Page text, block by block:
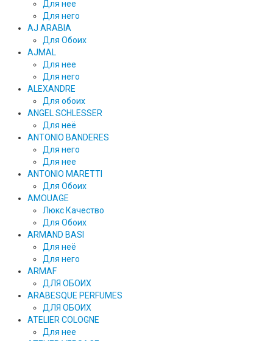
Для нее
Для него
AJ ARABIA
Для Обоих
AJMAL
Для нее
Для него
ALEXANDRE
Для обоих
ANGEL SCHLESSER
Для неё
ANTONIO BANDERES
Для него
Для нее
ANTONIO MARETTI
Для Обоих
AMOUAGE
Люкс Качество
Для Обоих
ARMAND BASI
Для неё
Для него
ARMAF
ДЛЯ ОБОИХ
ARABESQUE PERFUMES
ДЛЯ ОБОИХ
ATELIER COLOGNE
Для нее